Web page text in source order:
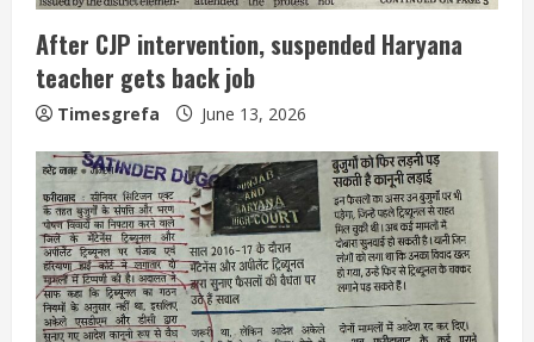
After CJP intervention, suspended Haryana
teacher gets back job
Timesgrefa June 13, 2026